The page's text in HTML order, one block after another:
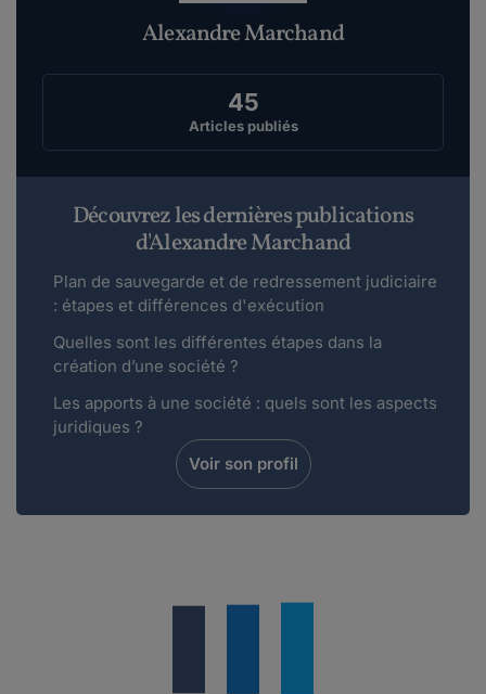
Alexandre Marchand
45
Articles publiés
Découvrez les dernières publications
d'Alexandre Marchand
Plan de sauvegarde et de redressement judiciaire
: étapes et différences d'exécution
Quelles sont les différentes étapes dans la
création d’une société ?
Les apports à une société : quels sont les aspects
juridiques ?
Voir son profil